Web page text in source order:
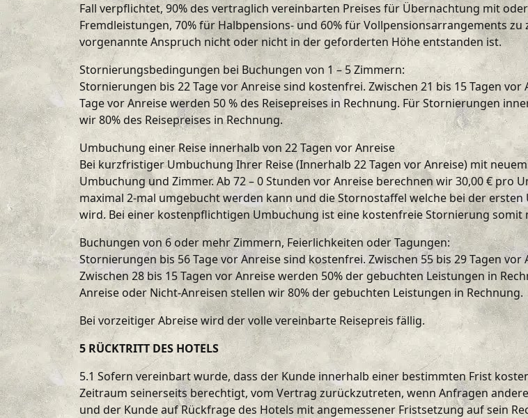
Fall verpflichtet, 90% des vertraglich vereinbarten Preises für Übernachtung mit
Fremdleistungen, 70% für Halbpensions- und 60% für Vollpensionsarrangements
vorgenannte Anspruch nicht oder nicht in der geforderten Höhe entstanden ist.
Stornierungsbedingungen bei Buchungen von 1 – 5 Zimmern:
Stornierungen bis 22 Tage vor Anreise sind kostenfrei. Zwischen 21 bis 15 Tagen
Tage vor Anreise werden 50 % des Reisepreises in Rechnung. Für Stornierungen
wir 80% des Reisepreises in Rechnung.
Umbuchung einer Reise innerhalb von 22 Tagen vor Anreise
Bei kurzfristiger Umbuchung Ihrer Reise (Innerhalb 22 Tagen vor Anreise) mit
Umbuchung und Zimmer. Ab 72 – 0 Stunden vor Anreise berechnen wir 30,00 € pro
maximal 2-mal umgebucht werden kann und die Stornostaffel welche bei der
wird. Bei einer kostenpflichtigen Umbuchung ist eine kostenfreie Stornierung somit
Buchungen von 6 oder mehr Zimmern, Feierlichkeiten oder Tagungen:
Stornierungen bis 56 Tage vor Anreise sind kostenfrei. Zwischen 55 bis 29 Tagen
Zwischen 28 bis 15 Tagen vor Anreise werden 50% der gebuchten Leistungen in
Anreise oder Nicht-Anreisen stellen wir 80% der gebuchten Leistungen in Rechnung.
Bei vorzeitiger Abreise wird der volle vereinbarte Reisepreis fällig.
5 RÜCKTRITT DES HOTELS
5.1 Sofern vereinbart wurde, dass der Kunde innerhalb einer bestimmten Frist
Zeitraum seinerseits berechtigt, vom Vertrag zurückzutreten, wenn Anfragen
und der Kunde auf Rückfrage des Hotels mit angemessener Fristsetzung auf sein